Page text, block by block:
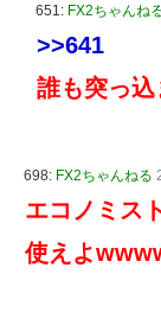
651: FX2ちゃんね
>>641
誰も突っ
698: FX2ちゃんねる
エコノミス
使えよ